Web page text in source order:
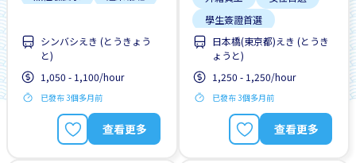
シンバシえき (とうきょう
と)
1,050 - 1,100/hour
已發布 3個多月前
查看更多
學生簽證首選
工作時間短
支付交通費
每週2-3天
日本橋(東京都)えき (とうき
ょうと)
1,250 - 1,250/hour
已發布 3個多月前
查看更多